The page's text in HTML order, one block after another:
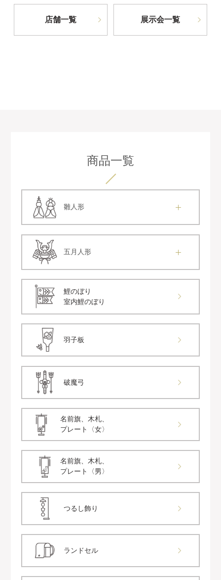
店舗一覧 展示会一覧
商品一覧
雛人形
五月人形
鯉のぼり
室内鯉のぼり
羽子板
破魔弓
名前旗、木札、
プレート〈女〉
名前旗、木札、
プレート〈男〉
つるし飾り
ランドセル